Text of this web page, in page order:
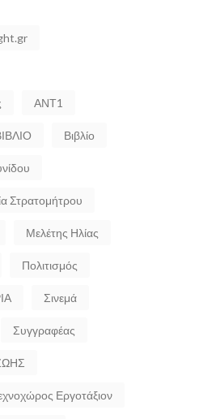
ΑΝΤ1
Βιβλίο
Στρατομήτρου
Μελέτης Ηλίας
Πολιτισμός
Σινεμά
Συγγραφέας
Εργοτάξιον